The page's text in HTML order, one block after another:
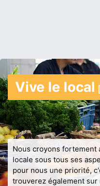
Vive le local
Nous croyons fortement
locale sous tous ses
pour nous une priorité,
trouverez également sur